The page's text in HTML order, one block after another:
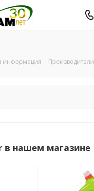
информация - Производители
в нашем магазине